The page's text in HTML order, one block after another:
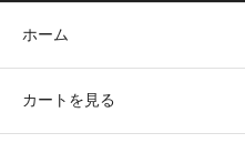
ホーム
カートを見る